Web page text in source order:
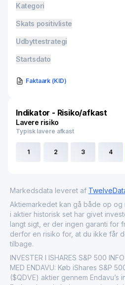
Kategori
Skats positivliste
Udbyttestrategi
Startsdato
Faktaark (KID)
Indikator - Risiko/afkast
Lavere risiko
Typisk lavere afkast
1 2 3 4
Markedsdata leveret af
Aktiemarkedet kan gå både op og
i aktier historisk set har givet
langt sigt, er der ingen garanti for
derfor en risiko for, at du ikke får
tilbage.
INVESTER I ISHARES S&P 500
MED ENDAVU: Køb iShares S&P
($QDVE) aktier gennem Endavu’s